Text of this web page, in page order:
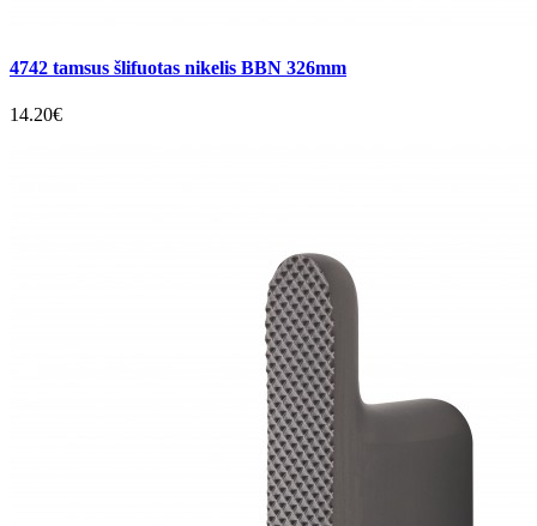
4742 tamsus šlifuotas nikelis BBN 326mm
14.20€